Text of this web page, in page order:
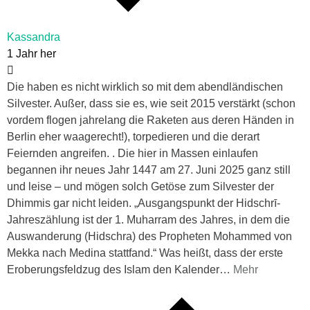
Kassandra
1 Jahr her
Die haben es nicht wirklich so mit dem abendländischen
Silvester. Außer, dass sie es, wie seit 2015 verstärkt (schon
vordem flogen jahrelang die Raketen aus deren Händen in
Berlin eher waagerecht!), torpedieren und die derart
Feiernden angreifen. . Die hier in Massen einlaufen
begannen ihr neues Jahr 1447 am 27. Juni 2025 ganz still
und leise – und mögen solch Getöse zum Silvester der
Dhimmis gar nicht leiden. „Ausgangspunkt der Hidschrī-
Jahreszählung ist der 1. Muharram des Jahres, in dem die
Auswanderung (Hidschra) des Propheten Mohammed von
Mekka nach Medina stattfand.“ Was heißt, dass der erste
Eroberungsfeldzug des Islam den Kalender… Mehr